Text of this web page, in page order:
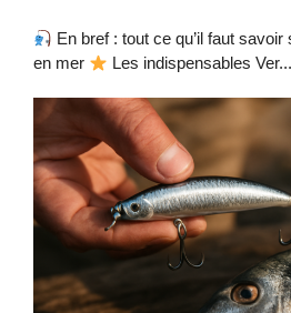
En bref : tout ce qu’il faut
en mer
Les indispensables Ver...